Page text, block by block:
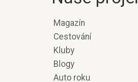
Magazín
Cestování
Kluby
Blogy
Auto roku